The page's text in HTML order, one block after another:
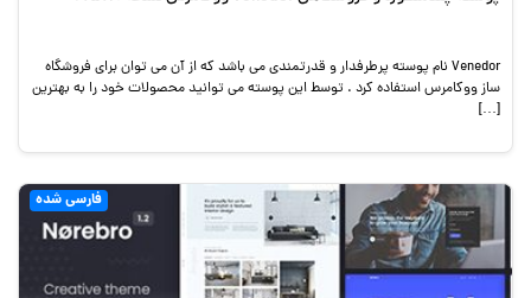
Venedor نام پوسته پرطرفدار و قدرتمندی می باشد که از آن می توان برای فروشگاه
ساز ووکامرس استفاده کرد . توسط این پوسته می توانید محصولات خود را به بهترین
[…]
فارسی شده